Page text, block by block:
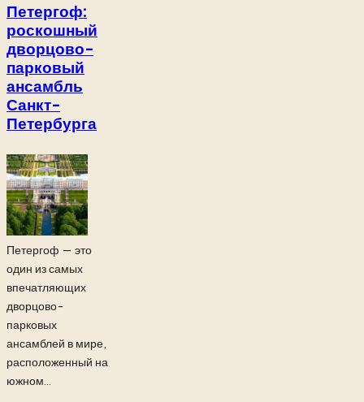
Петергоф:
роскошный
дворцово-
парковый
ансамбль
Санкт-
Петербурга
Петергоф — это
один из самых
впечатляющих
дворцово-
парковых
ансамблей в мире,
расположенный на
южном...